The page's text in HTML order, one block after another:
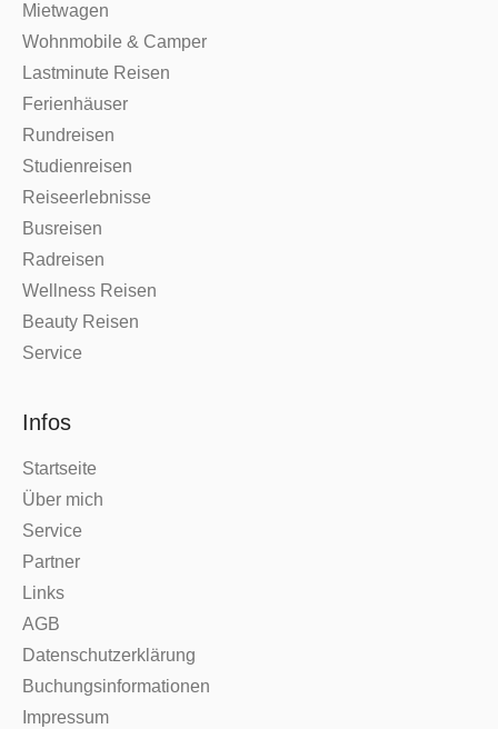
Mietwagen
Wohnmobile & Camper
Lastminute Reisen
Ferienhäuser
Rundreisen
Studienreisen
Reiseerlebnisse
Busreisen
Radreisen
Wellness Reisen
Beauty Reisen
Service
Infos
Startseite
Über mich
Service
Partner
Links
AGB
Datenschutzerklärung
Buchungsinformationen
Impressum